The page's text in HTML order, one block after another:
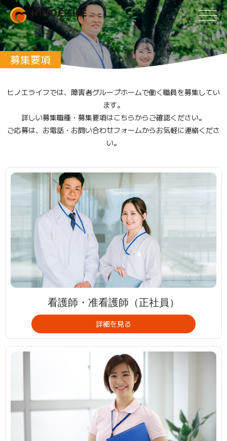
募集要項
ヒノエライフでは、障害者グループホームで働く職員を募集してい
ます。
詳しい募集職種・募集要項はこちらからご確認ください。
ご応募は、お電話・お問い合わせフォームからお気軽に連絡くださ
い。
看護師・准看護師（正社員）
詳細を見る